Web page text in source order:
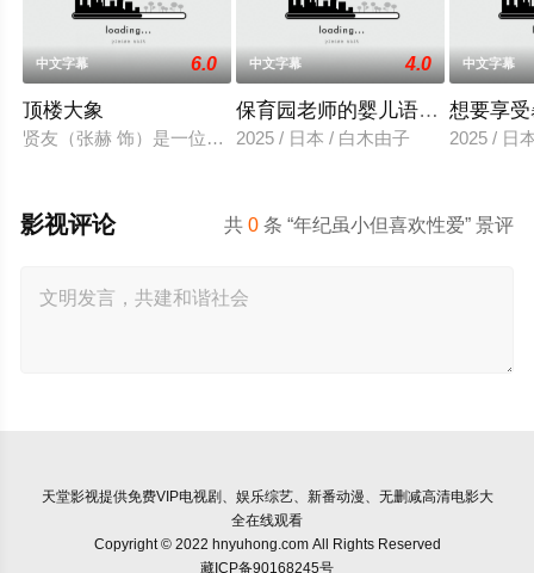
中文字幕 6.0
顶楼大象
贤友（张赫 饰）是一位小有名气的作家，自从被前女友无故抛
中文字幕 4.0
保育园老师的婴儿语让人超兴奋
2025 / 日本 / 白木由子
中文字幕
想要享
2025 / 日
共0 条 “年纪虽小但喜欢性爱” 景评
影视评论
天堂影视提供免费VIP电视剧、娱乐综艺、新番动漫、无删减高清电影大
全在线观看
Copyright © 2022 hnyuhong.com All Rights Reserved
藏ICP备90168245号